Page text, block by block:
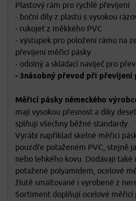
Plastový rám pro rychlé převíjení
- boční díly z plastu s vysokou
- rukojeť z měkkého PVC
- výstupek pro položení rámu na
převíjení měřicí pásky
- odolný a skládací navíječ pro
- 3násobný převod při převíjení
Měřicí pásky německého
mají vysokou přesnost a díky
splňují všechny běžné standardy.
Vyrábí například skelné měřicí
pouzdře potaženém PVC, stejně
nebo lehkého kovu. Dodávají také
potažené polyamidem, ocelové
žlutě smaltované i vyrobené z
Sortiment doplňují ocelové měřicí